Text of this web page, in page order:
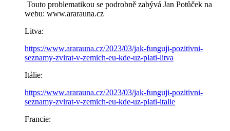
Touto problematikou se podrobně zabývá Jan Potůček na
webu: www.ararauna.cz
Litva:
https://www.ararauna.cz/2023/03/jak-funguji-pozitivni-
seznamy-zvirat-v-zemich-eu-kde-uz-plati-litva
Itálie:
https://www.ararauna.cz/2023/03/jak-funguji-pozitivni-
seznamy-zvirat-v-zemich-eu-kde-uz-plati-italie
Francie: